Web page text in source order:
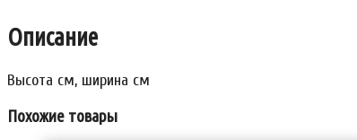
Описание
Высота см, ширина см
Похожие товары